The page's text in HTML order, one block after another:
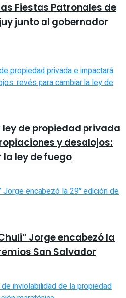
Fiestas Patronales de
junto al gobernador
ley de propiedad privada
y desalojos:
ley de fuego
Jorge encabezó la
San Salvador